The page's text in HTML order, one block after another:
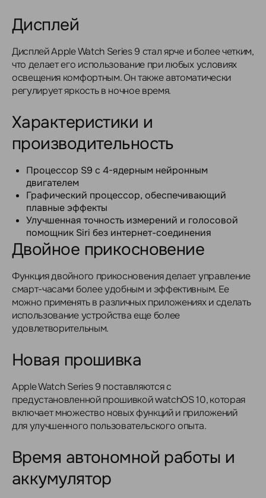
Дисплей
Дисплей Apple Watch Series 9 стал ярче и более четким,
что делает его использование при любых условиях
освещения комфортным. Он также автоматически
регулирует яркость в ночное время.
Характеристики и
производительность
Процессор S9 с 4-ядерным нейронным
двигателем
Графический процессор, обеспечивающий
плавные эффекты
Улучшенная точность измерений и голосовой
помощник Siri без интернет-соединения
Двойное прикосновение
Функция двойного прикосновения делает управление
смарт-часами более удобным и эффективным. Ее
можно применять в различных приложениях и сделать
использование устройства еще более
удовлетворительным.
Новая прошивка
Apple Watch Series 9 поставляются с
предустановленной прошивкой watchOS 10, которая
включает множество новых функций и приложений
для улучшенного пользовательского опыта.
Время автономной работы и
аккумулятор